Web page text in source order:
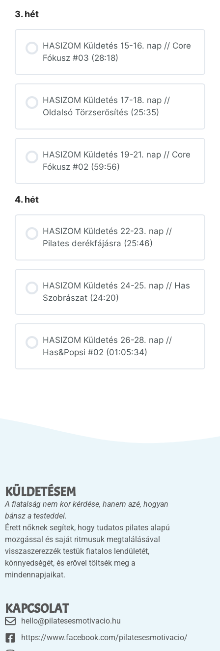
3. hét
HASIZOM Küldetés 15-16. nap // Core
Fókusz #03 (28:18)
HASIZOM Küldetés 17-18. nap //
Oldalsó Törzserősítés (25:35)
HASIZOM Küldetés 19-21. nap // Core
Fókusz #02 (59:56)
4. hét
HASIZOM Küldetés 22-23. nap //
Pilates derékfájásra (25:46)
HASIZOM Küldetés 24-25. nap // Has
Szobrászat (24:20)
HASIZOM Küldetés 26-28. nap //
Has&Popsi #02 (01:05:34)
KÜLDETÉSEM
A fiatalság nem kor kérdése, hanem azé, hogyan
bánsz a testeddel.
Érett nőknek segítek, hogy tudatos pilates alapú
mozgással és saját ritmusuk megtalálásával
visszaszerezzék testük fiatalos lendületét,
könnyedségét, és erővel töltsék meg a
mindennapjaikat.
KAPCSOLAT
hello@pilatesesmotivacio.hu
https://www.facebook.com/pilatesesmotivacio/